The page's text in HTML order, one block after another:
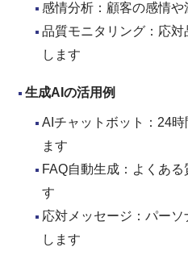
感情分析：顧客の感情
品質モニタリング：応
します
生成AI の活用例
AIチャットボット：24
ます
FAQ自動生成：よくあ
す
応対メッセージ：パー
します